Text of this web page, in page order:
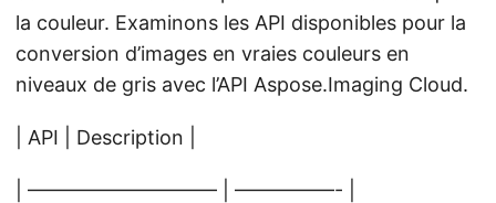
la couleur. Examinons les API disponibles pour la
conversion d’images en vraies couleurs en
niveaux de gris avec l’API Aspose.Imaging Cloud.
| API | Description |
| —————————– | —————- |